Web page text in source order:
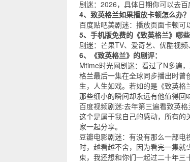
剧迷：2026，具体日期你可以去
4、致英格兰如果播放卡顿怎么办？
百度贴吧美剧迷：播放页面卡顿可
5、手机版免费的《致英格兰》哪
剧迷： 芒果TV、 爱奇艺、 优酷视频、
6、《致英格兰》的剧评：
Mtime时光网剧迷：看过了N多遍
格兰最后一集在全球同步播出时曾
生，人生如戏。若如的是《致英
那些细小的瞬间却永远有他值得回
百度视频剧迷:去年第三遍看致英
这个是属于我自己的感动，所有
家一起分享。
豆瓣电影剧迷：有没有那么一部电
时，越看越不舍，因为看完一集
束，我还想和你们一起过二十年三